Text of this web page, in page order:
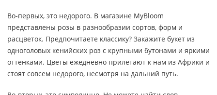
Во-первых, это недорого. В магазине MyBloom
представлены розы в разнообразии сортов, форм и
расцветок. Предпочитаете классику? Закажите букет из
одноголовых кенийских роз с крупными бутонами и яркими
оттенками. Цветы ежедневно прилетают к нам из Африки и
стоят совсем недорого, несмотря на дальний путь.